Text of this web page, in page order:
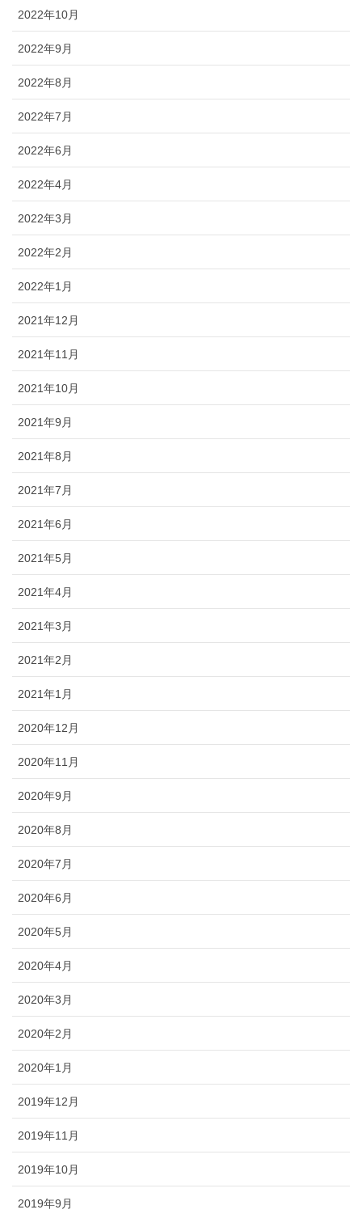
2022年10月
2022年9月
2022年8月
2022年7月
2022年6月
2022年4月
2022年3月
2022年2月
2022年1月
2021年12月
2021年11月
2021年10月
2021年9月
2021年8月
2021年7月
2021年6月
2021年5月
2021年4月
2021年3月
2021年2月
2021年1月
2020年12月
2020年11月
2020年9月
2020年8月
2020年7月
2020年6月
2020年5月
2020年4月
2020年3月
2020年2月
2020年1月
2019年12月
2019年11月
2019年10月
2019年9月